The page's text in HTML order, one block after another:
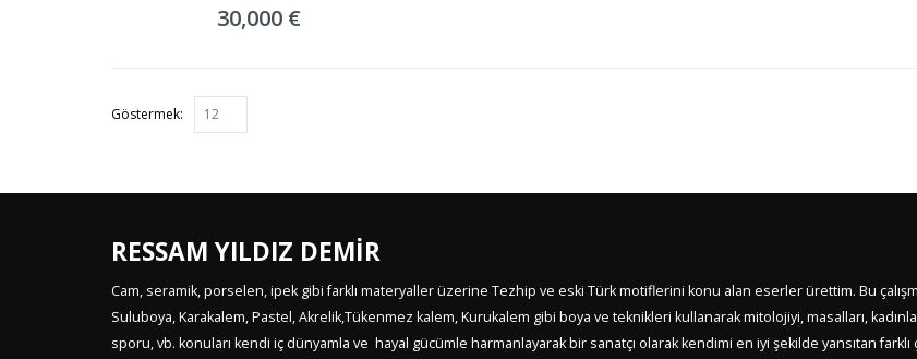
0
out
30,000 €
Göstermek:
RESSAM YILDIZ DEMİR
Cam, seramik, porselen, ipek gibi farklı materyaller üzerine Tezhip ve eski Türk motiflerini konu alan eserler ürettim. Bu
Suluboya, Karakalem, Pastel, Akrelik,Tükenmez kalem, Kurukalem gibi boya ve teknikleri kullanarak mitolojiyi, masalları,
sporu, vb. konuları kendi iç dünyamla ve hayal gücümle harmanlayarak bir sanatçı olarak kendimi en iyi şekilde yansıtan farklı